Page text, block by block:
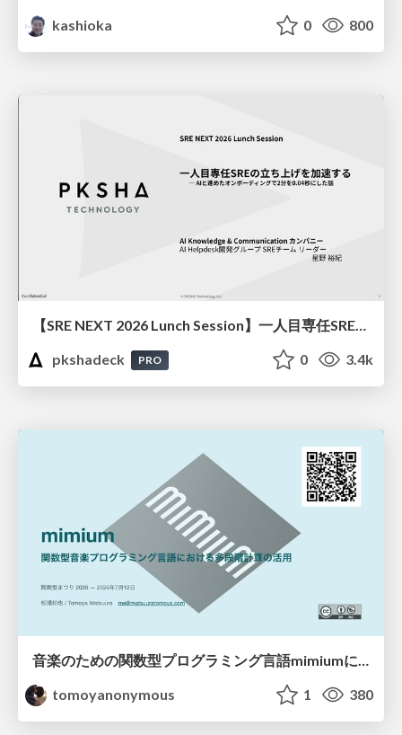
kashioka
0 800
【SRE NEXT 2026 Lunch Session】一人目専任SREの立ち上げを加速する ― AIと進めたオンボーディングで2分を0.04秒にした話
pkshadeck
PRO 0 3.4k
tomoyanonymous
1 380